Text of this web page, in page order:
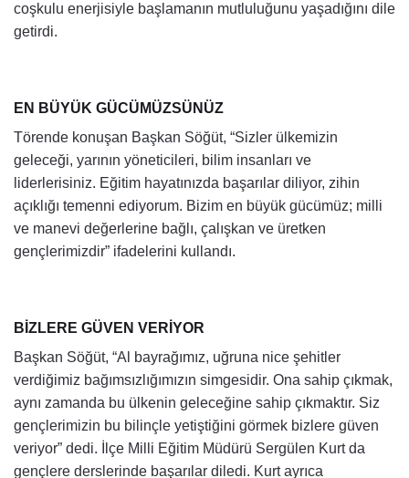
coşkulu enerjisiyle başlamanın mutluluğunu yaşadığını dile
getirdi.
EN BÜYÜK GÜCÜMÜZSÜNÜZ
Törende konuşan Başkan Söğüt, “Sizler ülkemizin
geleceği, yarının yöneticileri, bilim insanları ve
liderlerisiniz. Eğitim hayatınızda başarılar diliyor, zihin
açıklığı temenni ediyorum. Bizim en büyük gücümüz; milli
ve manevi değerlerine bağlı, çalışkan ve üretken
gençlerimizdir” ifadelerini kullandı.
BİZLERE GÜVEN VERİYOR
Başkan Söğüt, “Al bayrağımız, uğruna nice şehitler
verdiğimiz bağımsızlığımızın simgesidir. Ona sahip çıkmak,
aynı zamanda bu ülkenin geleceğine sahip çıkmaktır. Siz
gençlerimizin bu bilinçle yetiştiğini görmek bizlere güven
veriyor” dedi. İlçe Milli Eğitim Müdürü Sergülen Kurt da
gençlere derslerinde başarılar diledi. Kurt ayrıca